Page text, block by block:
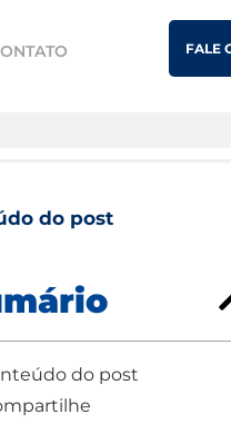
FALE
do post
do post